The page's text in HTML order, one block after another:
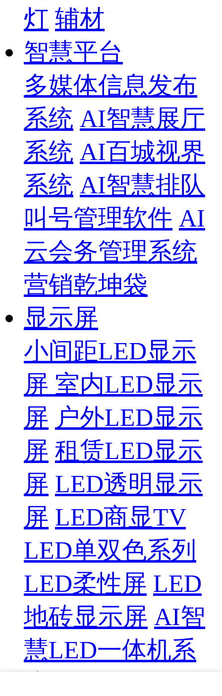
灯 辅材
智慧平台
多媒体信息发布
系统 AI智慧展厅
系统 AI百城视界
系统 AI智慧排队
叫号管理软件 AI
云会务管理系统
营销乾坤袋
显示屏
小间距LED显示
屏 室内LED显示
屏 户外LED显示
屏 租赁LED显示
屏 LED透明显示
屏 LED商显TV
LED单双色系列
LED柔性屏 LED
地砖显示屏 AI智
慧LED一体机系